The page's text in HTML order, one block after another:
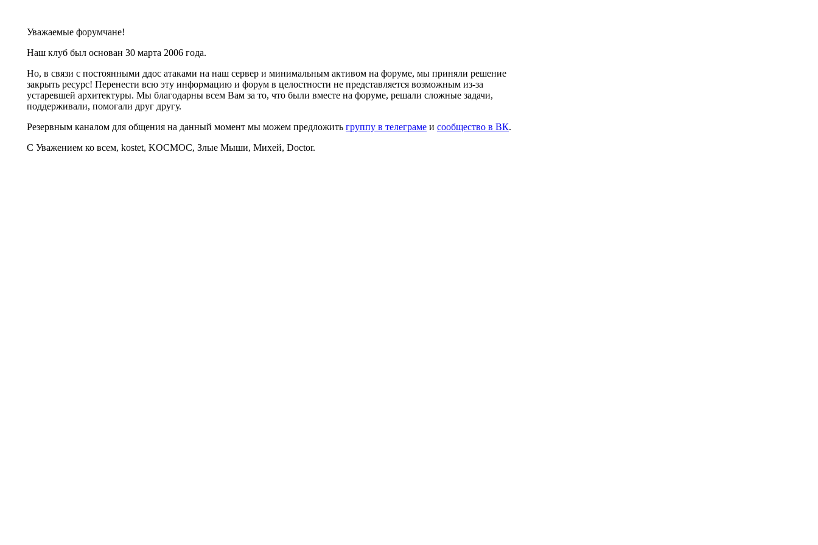
Уважаемые форумчане!
Наш клуб был основан 30 марта 2006 года.
Но, в связи с постоянными ддос атаками на наш сервер и минимальным активом на форуме, мы приняли решение
закрыть ресурс! Перенести всю эту информацию и форум в целостности не представляется возможным из-за
устаревшей архитектуры. Мы благодарны всем Вам за то, что были вместе на форуме, решали сложные задачи,
поддерживали, помогали друг другу.
Резервным каналом для общения на данный момент мы можем предложить группу в телеграме и сообщество в ВК.
С Уважением ко всем, kostet, KOCMOC, Злые Мыши, Михей, Doctor.